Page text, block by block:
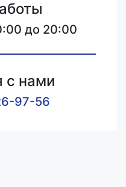
до 20:00
с нами
97-56